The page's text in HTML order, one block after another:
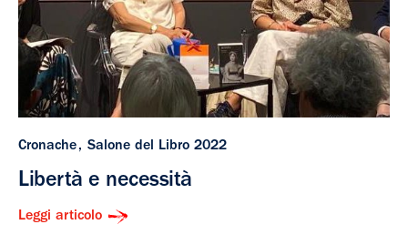
Cronache Salone del Libro 2022
Libertà e necessità
Leggi articolo